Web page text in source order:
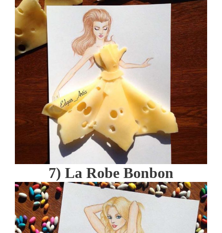
7) La Robe Bonbon